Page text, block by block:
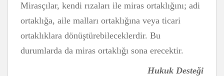
Mirasçılar, kendi rızaları ile miras ortaklığını; adi
ortaklığa, aile malları ortaklığına veya ticari
ortaklıklara dönüştürebileceklerdir. Bu
durumlarda da miras ortaklığı sona erecektir.
Hukuk Desteği